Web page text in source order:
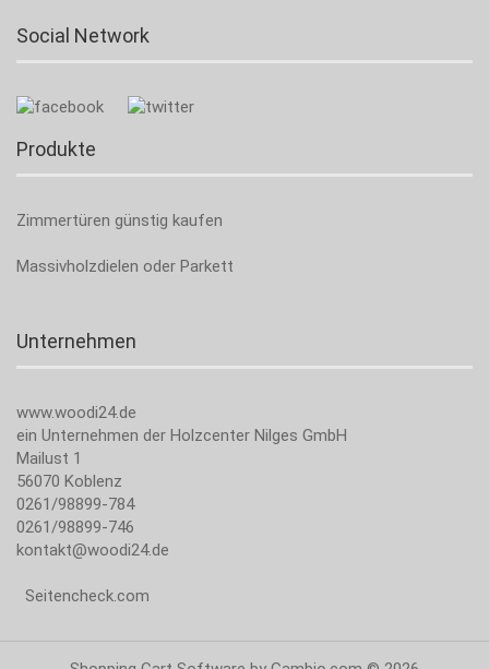
Social Network
Produkte
Zimmertüren günstig kaufen
Massivholzdielen oder Parkett
Unternehmen
www.woodi24.de
ein Unternehmen der Holzcenter Nilges GmbH
Mailust 1
56070 Koblenz
0261/98899-784
0261/98899-746
kontakt@woodi24.de
Seitencheck.com